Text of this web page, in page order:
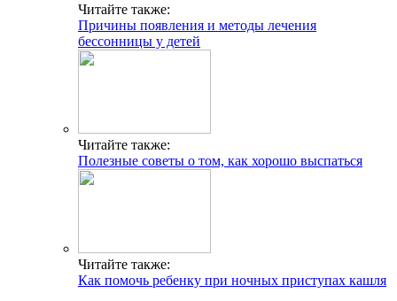
Читайте также:
Причины появления и методы лечения
бессонницы у детей
Читайте также:
Полезные советы о том, как хорошо выспаться
Читайте также:
Как помочь ребенку при ночных приступах кашля